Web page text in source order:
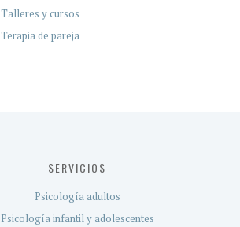
Talleres y cursos
Terapia de pareja
SERVICIOS
Psicología adultos
Psicología infantil y adolescentes